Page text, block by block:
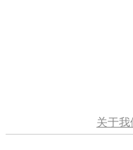
关于我